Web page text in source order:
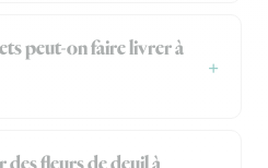
peut-on faire livrer à